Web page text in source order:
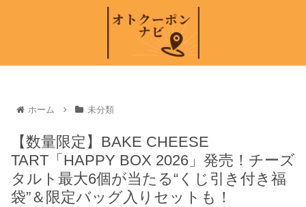
ホーム 未分類
【数量限定】BAKE CHEESE
TART「HAPPY BOX 2026」発売！チーズ
タルト最大6個が当たる“くじ引き付き福
袋”＆限定バッグ入りセットも！